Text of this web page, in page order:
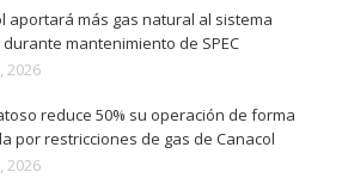
aportará más gas natural al sistema
mantenimiento de SPEC
2026
reduce 50% su operación de forma
por restricciones de gas de Canacol
2026